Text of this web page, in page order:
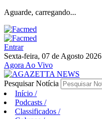
Aguarde, carregando...
Entrar
Sexta-feira, 07 de Agosto 2026
Agora Ao Vivo
Pesquisar Notícia
Início /
Podcasts /
Classificados /